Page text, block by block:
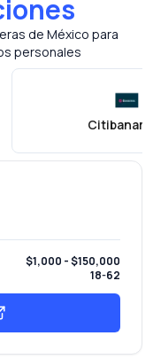
de México para
personales
$1,000 - $150,000
18-62